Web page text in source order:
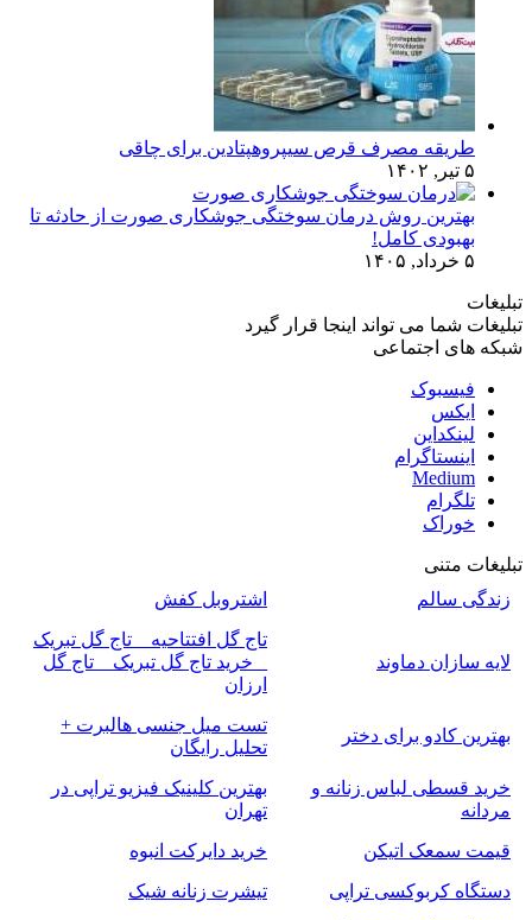
طریقه مصرف قرص سیپروهپتادین برای چاقی
۵ تیر, ۱۴۰۲
بهترین روش درمان سوختگی جوشکاری صورت از حادثه تا
بهبودی کامل!
۵ خرداد, ۱۴۰۵
تبلیغات
تبلیغات شما می تواند اینجا قرار گیرد
شبکه های اجتماعی
فیسبوک
ایکس
لینکداین
اینستاگرام
Medium
تلگرام
خوراک
تبلیغات متنی
زندگی سالم
اشتروبل کفش
لایه سازان دماوند
تاج گل افتتاحیه _ تاج گل تبریک
_ خرید تاج گل تبریک _ تاج گل
ارزان
بهترین کادو برای دختر
تست میل جنسی هالبرت +
تحلیل رایگان
خرید قسطی لباس زنانه و
مردانه
بهترین کلینیک فیزیو تراپی در
تهران
قیمت سمعک اتیکن
خرید دایرکت انبوه
دستگاه کربوکسی تراپی
تیشرت زنانه شیک